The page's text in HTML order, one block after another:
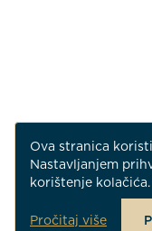
Ova stranica
Nastavljanjem
korištenje kolačića.
Pročitaj više